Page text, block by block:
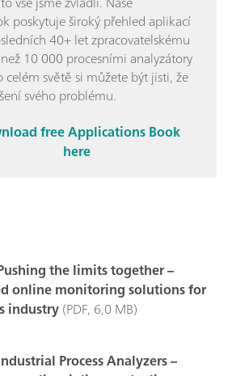
poskytuje široký přehled aplikací
40+ let zpracovatelskému
10 000 procesními analyzátory
světě si můžete být jisti, že
svého problému.
free Applications Book
here
the limits together –
online monitoring solutions for
industry(PDF, 6,0 MB)
Process Analyzers –